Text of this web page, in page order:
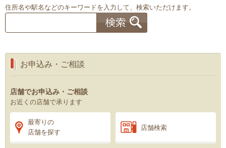
住所名や駅名などのキーワードを入力して、検索いただけます。
お申込み・ご相談
店舗でお申込み・ご相談
お近くの店舗で承ります
最寄りの
店舗を探す
店舗検索